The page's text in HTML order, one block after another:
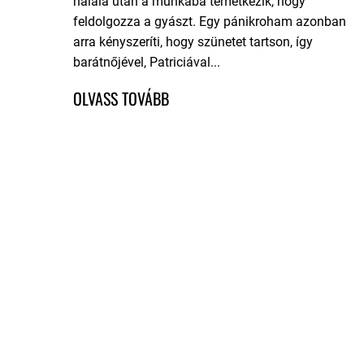
feldolgozza a gyászt. Egy pánikroham azonban
arra kényszeríti, hogy szünetet tartson, így
barátnőjével, Patriciával...